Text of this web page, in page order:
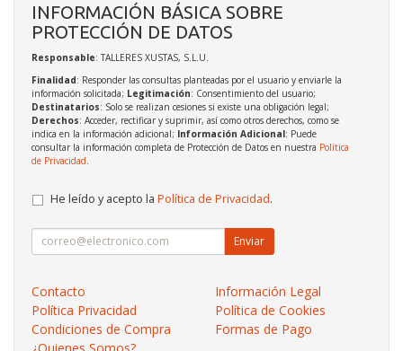
INFORMACIÓN BÁSICA SOBRE
PROTECCIÓN DE DATOS
Responsable: TALLERES XUSTAS, S.L.U.
Finalidad: Responder las consultas planteadas por el usuario y enviarle la
información solicitada; Legitimación: Consentimiento del usuario;
Destinatarios: Solo se realizan cesiones si existe una obligación legal;
Derechos: Acceder, rectificar y suprimir, así como otros derechos, como se
indica en la información adicional; Información Adicional: Puede
consultar la información completa de Protección de Datos en nuestra Política
de Privacidad
He leído y acepto la Política de Privacidad.
Enviar
Contacto
Información Legal
Política Privacidad
Política de Cookies
Condiciones de Compra
Formas de Pago
¿Quienes Somos?